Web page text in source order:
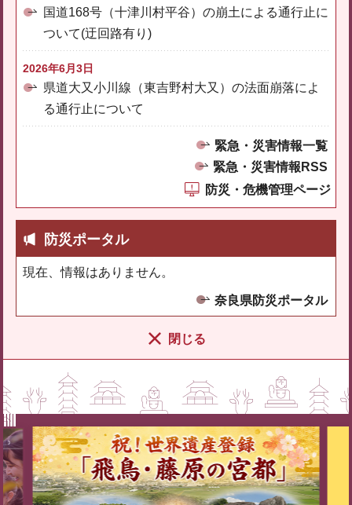
国道168号（十津川村平谷）の崩土による通行止に
ついて(迂回路有り)
2026年6月3日
県道大又小川線（東吉野村大又）の法面崩落によ
る通行止について
緊急・災害情報一覧
緊急・災害情報RSS
防災・危機管理ページ
防災ポータル
現在、情報はありません。
奈良県防災ポータル
閉じる